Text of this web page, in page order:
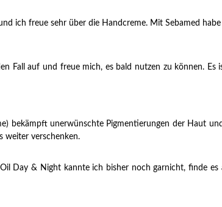
ich freue sehr über die Handcreme. Mit Sebamed
Fall auf und freue mich, es bald nutzen zu können. Es
bekämpft unerwünschte Pigmentierungen der Haut
weiter verschenken.
Day & Night kannte ich bisher noch garnicht, finde